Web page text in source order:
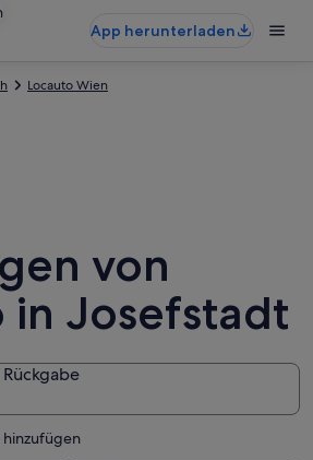
App herunterladen
Locauto Wien
von
in Josefstadt